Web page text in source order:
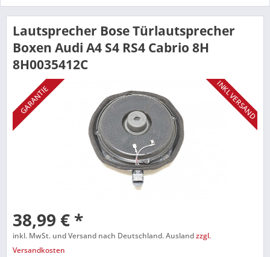
Lautsprecher Bose Türlautsprecher
Boxen Audi A4 S4 RS4 Cabrio 8H
8H0035412C
GARANTIE INKL VERSAND
38,99 € *
inkl. MwSt. und Versand nach Deutschland. Auslandzzgl.
Versandkosten